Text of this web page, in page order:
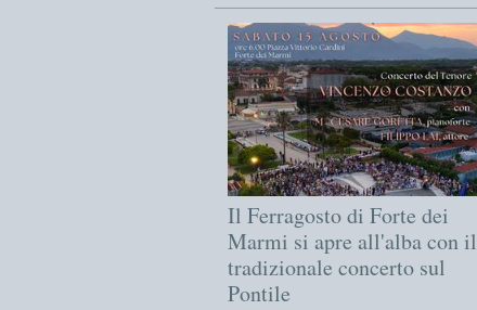
Il Ferragosto di Forte dei
Marmi si apre all'alba con il
tradizionale concerto sul
Pontile